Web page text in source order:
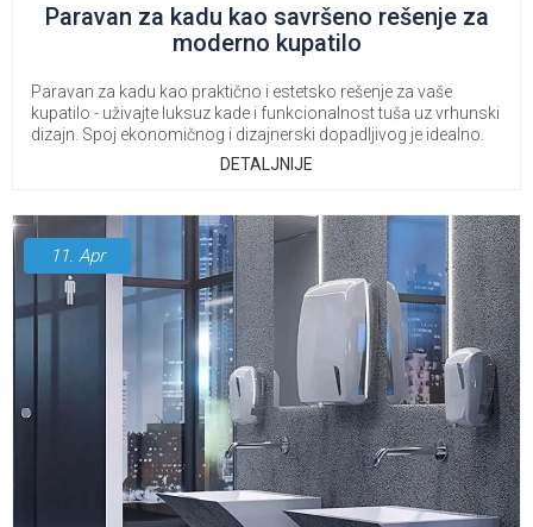
Paravan za kadu kao savršeno rešenje za
moderno kupatilo
Paravan za kadu kao praktično i estetsko rešenje za vaše
kupatilo - uživajte luksuz kade i funkcionalnost tuša uz vrhunski
dizajn. Spoj ekonomičnog i dizajnerski dopadljivog je idealno.
DETALJNIJE
11. Apr